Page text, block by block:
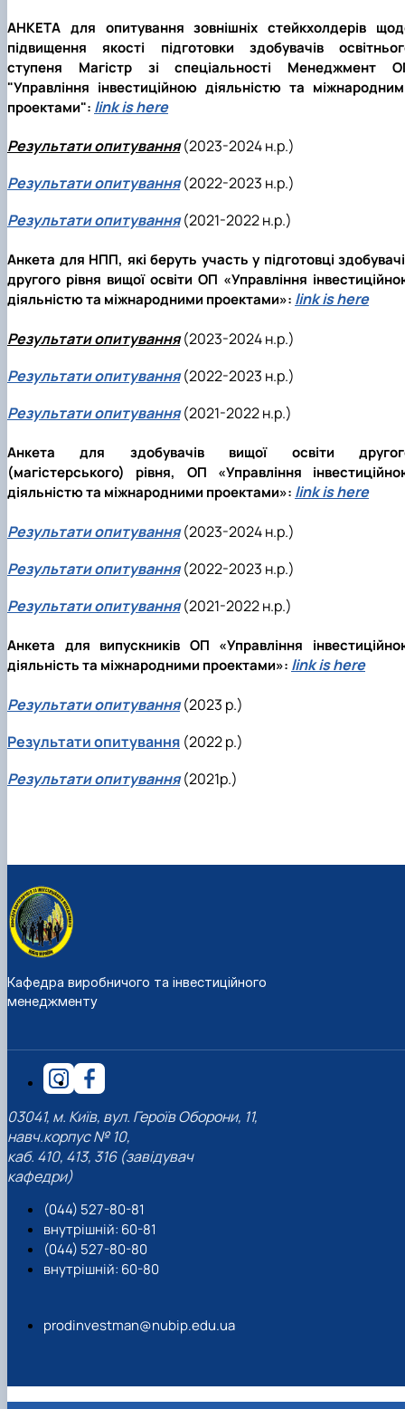
АНКЕТА для опитування зовнішніх стейкхолдерів
підвищення якості підготовки здобувачів
ступеня Магістр зі спеціальності Менеджмент
"Управління інвестиційною діяльністю та
проектами": link is here
Результати опитування(2023-2024 н.р.)
Результати опитування(2022-2023 н.р.)
Результати опитування(2021-2022 н.р.)
Анкета для НПП, які беруть участь у підготовці
другого рівня вищої освіти ОП «Управління
діяльністю та міжнародними проектами»: link is here
Результати опитування(2023-2024 н.р.)
Результати опитування(2022-2023 н.р.)
Результати опитування(2021-2022 н.р.)
Анкета для здобувачів вищої освіти
(магістерського) рівня, ОП «Управління
діяльністю та міжнародними проектами»: link is here
Результати опитування(2023-2024 н.р.)
Результати опитування (2022-2023 н.р.)
Результати опитування(2021-2022 н.р.)
Анкета для випускників ОП «Управління
діяльність та міжнародними проектами»: link is here
Результати опитування(2023 р.)
Результати опитування (2022 р.)
Результати опитування (2021р.)
Кафедра виробничого та інвестиційного
менеджменту
03041, м. Київ, вул. Героїв Оборони, 11,
навч.корпус № 10,
каб. 410, 413, 316 (завідувач
кафедри)
(044) 527-80-81
внутрішній: 60-81
(044) 527-80-80
внутрішній: 60-80
prodinvestman@nubip.edu.ua